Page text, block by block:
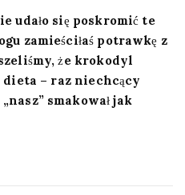
udało się poskromić te
zamieściłaś potrawkę z
że krokodyl
dieta – raz niechcący
smakował jak